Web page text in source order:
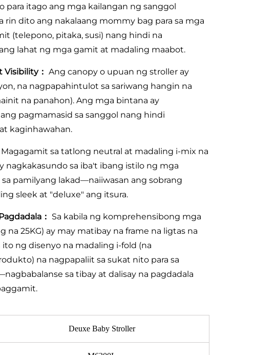
itago ang mga kailangan ng sanggol
rin dito ang nakalaang mommy bag para sa mga
(telepono, pitaka, susi) nang hindi na
lahat ng mga gamit at madaling maabot.
： Ang canopy o upuan ng stroller ay
na nagpapahintulot sa sariwang hangin na
na panahon). Ang mga bintana ay
pagmamasid sa sanggol nang hindi
kaginhawahan.
Magagamit sa tatlong neutral at madaling i-mix na
nagkakasundo sa iba't ibang istilo ng mga
pamilyang lakad—naiiwasan ang sobrang
sleek at "deluxe" ang itsura.
： Sa kabila ng komprehensibong mga
25KG) ay may matibay na frame na ligtas na
ng disenyo na madaling i-fold (na
na nagpapaliit sa sukat nito para sa
sa tibay at dalisay na pagdadala
Deuxe Baby Stroller